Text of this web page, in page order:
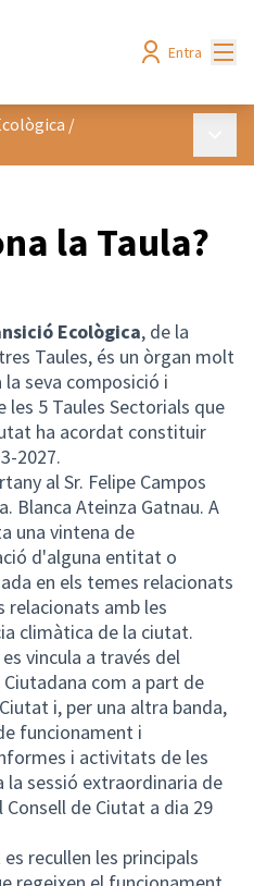
Entra
/
la Taula?
Ecològica, de la
Taules, és un òrgan molt
seva composició i
5 Taules Sectorials que
ha acordat constituir
2027.
al Sr. Felipe Campos
Blanca Ateinza Gatnau. A
una vintena de
d'alguna entitat o
en els temes relacionats
amb les
climàtica de la ciutat.
vincula a través del
com a part de
i, per una altra banda,
funcionament i
i activitats de les
la sessió extraordinaria de
de Ciutat a dia 29
recullen les principals